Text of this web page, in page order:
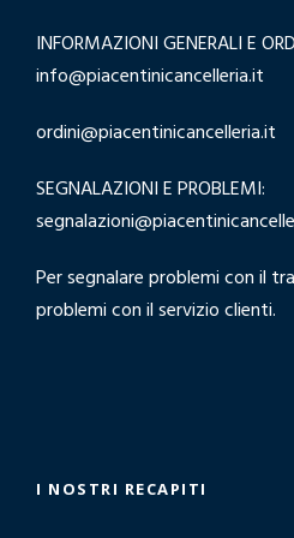
INFORMAZIONI GENERALI E
info@piacentinicancelleria.it
ordini@piacentinicancelleria.it
SEGNALAZIONI E PROBLEMI:
Per segnalare problemi con il
problemi con il servizio clienti.
I NOSTRI RECAPITI